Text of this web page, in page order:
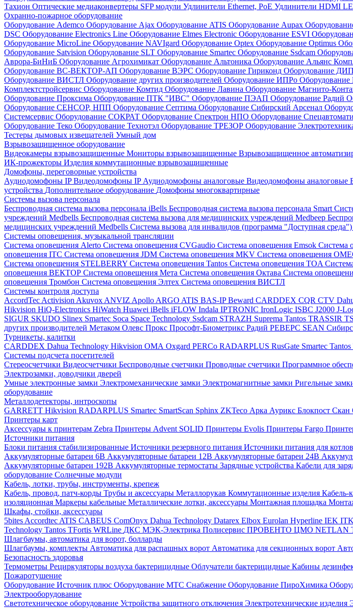
Тахион Оптические медиаконвертеры SFP модули Удлинители Ethernet, PoE Удлинители HDMI
Охранно-пожарное оборудование
Оборудование Ademco Оборудование Ajax Оборудование ATIS Оборудование Aupax
DSC Оборудование Electronics Line Оборудование Elmes Electronic Оборудование ESVI
Оборудование MicroLine Оборудование NAVIgard Оборудование Optex Оборудование Optimus
Оборудование Satvision Оборудование SLT Оборудование Smartec Оборудование Ssdcam
Аврора-БиНиБ Оборудование Агрохимикат Оборудование Альтоника Оборудование Альянс
Оборудование ВС-ВЕКТОР-АП Оборудование ВЭРС Оборудование Гириконд Оборудование
Оборудование ВИСТЛ Оборудование других производителей Оборудование ИПРо
Комплектстройсервис Оборудование Комтид Оборудование Лавина Оборудование Магнито-
Оборудование Проксима Оборудование ПТК "ИВС" Оборудование ПЭАП Оборудование Радий
Оборудование СЕНСОР, НПП Оборудование Септима Оборудование Сибирский Арсенал
Системсервис Оборудование СОКРАТ Оборудование Спектрон НПО Оборудование
Оборудование Теко Оборудование Технотэл Оборудование ТРЕЗОР Оборудование
Тестеры дымовых извещателей Умный дом
Взрывозащищенное оборудование
Видеокамеры взрывозащищенные Мониторы взрывозащищенные Взрывозащищенное
ИК-прожекторы Изделия коммутационные взрывозащищенные
Домофоны, переговорные устройства
Аудиодомофоны IPВидеодомофоны IP Аудиодомофоны аналоговые Видеодомофоны аналоговые
устройства Дополнительное оборудование Домофоны многоквартирные
Системы вызова персонала
Беспроводная система вызова персонала iBells Беспроводная система вызова персонала Smart
учреждений Medbells Беспроводная система вызова для медицинских учреждений Medbeep
медицинских учреждений Medbells Система вызова для инвалидов (программа "Доступная среда")
Системы оповещения, музыкальной трансляции
Система оповещения Alerto Система оповещения CVGaudio Система оповещения Emsok Система
оповещения ITC Система оповещения JDM Система оповещения MKV Система оповещения
Система оповещения STELBERRY Система оповещения Tantos Система оповещения TOA
оповещения ВЕКТОР Система оповещения Мета Система оповещения Октава Система
оповещения Тромбон Система оповещения Элтех Система оповещения ВИСТЛ
Системы контроля доступа
AccordTec Activision Akuvox ANVIZ Apollo ARGO ATIS BAS-IPBeward CARDDEX CQR CTV
Hikvision HiQ-Electronics HiWatch Huawei iBells iFLOW Indala IPTRONIC IronLogic ISBC J2000 J-
SIGUR SKUDO Slinex Smartec Soca Space Technology Ssdcam STRAZH Suprema Tantos TRASSIR
других производителей Метаком Олевс Прокс Прософт-Биометрикс Радий РЕВЕРС SEAN
Турникеты, калитки
CARDDEX Dahua Technology Hikvision ОМА Oxgard PERCo RADARPLUS RusGate Smartec Tantos
Системы подсчета посетителей
Стереосчетчики Видеосчетчики Беспроводные счетчики Проводные счетчики Программное
Электрозамки, доводчики дверей
Умные электронные замки Электромеханические замки Электромагнитные замки Ригельные
оборудование
Металлодетекторы, интроскопы
GARRETT Hikvision RADARPLUS Smartec SmartScan Sphinx ZKTeco Арка Аурикс Блокпост Скан
Принтеры карт
Аксессуары к принтерам Zebra Принтеры Advent SOLID Принтеры Evolis Принтеры Fargo
Источники питания
Блоки питания стабилизированные Источники резервного питания Источники питания для котлов
Аккумуляторные батареи 6В Аккумуляторные батареи 12В Аккумуляторные батареи 24В
Аккумуляторные батареи 192В Аккумуляторные термостаты Зарядные устройства Кабели для
оборудование Солнечные модули
Кабель, лотки, трубы, инструменты, крепеж
Кабель, провод, патч-корды Трубы и аксессуары Металлорукав Коммутационные изделия Кабель-
изоляционная Маркеры кабельные Металлические лотки, аксессуары Монтажная площадка
Шкафы, стойки, аксессуары
5bites Accordtec ATIS CABEUS ComOnyx Dahua Technology Datarex Elbox Eurolan Hyperline IEK ITK
Technology Tantos TFortis WRLine ДКС МЭК-Электрика Полисервис ПРОВЕНТО ЦМО NETLAN
Шлагбаумы, автоматика для ворот, болларды
Шлагбаумы, комплекты Автоматика для распашных ворот Автоматика для секционных ворот
Безопасность здоровья
Термометры Рециркуляторы воздуха бактерицидные Облучатели бактерицидные Кабины
Пожаротушение
Оборудование Источник плюс Оборудование МТС Снабжение Оборудование ПироХимика
Электрооборудование
Светотехническое оборудование Устройства защитного отключения Электротехнические изделия